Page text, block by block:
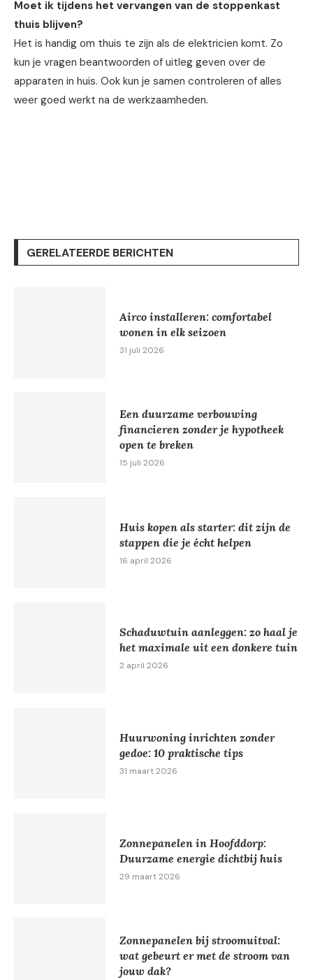
Moet ik tijdens het vervangen van de stoppenkast
thuis blijven?
Het is handig om thuis te zijn als de elektricien komt. Zo
kun je vragen beantwoorden of uitleg geven over de
apparaten in huis. Ook kun je samen controleren of alles
weer goed werkt na de werkzaamheden.
GERELATEERDE BERICHTEN
Airco installeren: comfortabel
wonen in elk seizoen
31 juli 2026
Een duurzame verbouwing
financieren zonder je hypotheek
open te breken
15 juli 2026
Huis kopen als starter: dit zijn de
stappen die je écht helpen
16 april 2026
Schaduwtuin aanleggen: zo haal je
het maximale uit een donkere tuin
2 april 2026
Huurwoning inrichten zonder
gedoe: 10 praktische tips
31 maart 2026
Zonnepanelen in Hoofddorp:
Duurzame energie dichtbij huis
29 maart 2026
Zonnepanelen bij stroomuitval:
wat gebeurt er met de stroom van
jouw dak?